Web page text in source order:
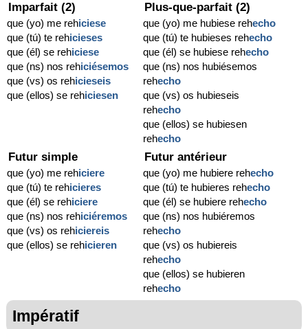
Imparfait (2)
que (yo) me rehiciese
que (tú) te rehicieses
que (él) se rehiciese
que (ns) nos rehiciésemos
que (vs) os rehicieseis
que (ellos) se rehiciesen
Plus-que-parfait (2)
que (yo) me hubiese rehecho
que (tú) te hubieses rehecho
que (él) se hubiese rehecho
que (ns) nos hubiésemos
rehecho
que (vs) os hubieseis
rehecho
que (ellos) se hubiesen
rehecho
Futur simple
que (yo) me rehiciere
que (tú) te rehicieres
que (él) se rehiciere
que (ns) nos rehiciéremos
que (vs) os rehiciereis
que (ellos) se rehicieren
Futur antérieur
que (yo) me hubiere rehecho
que (tú) te hubieres rehecho
que (él) se hubiere rehecho
que (ns) nos hubiéremos
rehecho
que (vs) os hubiereis
rehecho
que (ellos) se hubieren
rehecho
Impératif